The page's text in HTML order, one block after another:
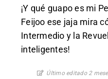
¡Y qué guapo es mi
Feijoo ese jaja mira
Intermedio y la
inteligentes!
Último editado 2